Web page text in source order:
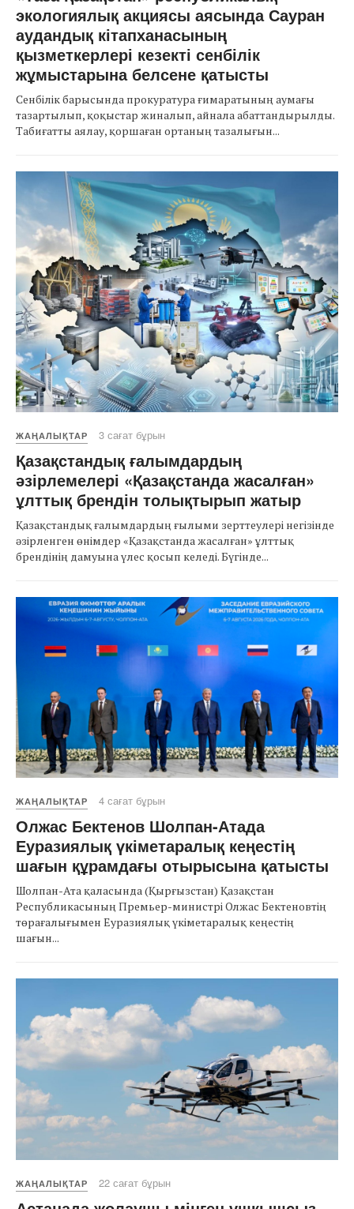
экологиялық акциясы аясында Сауран
аудандық кітапханасының
қызметкерлері кезекті сенбілік
жұмыстарына белсене қатысты
Сенбілік барысында прокуратура ғимаратының аумағы
тазартылып, қоқыстар жиналып, айнала абаттандырылды.
Табиғатты аялау, қоршаған ортаның тазалығын...
ЖАҢАЛЫҚТАР 3 сағат бұрын
Қазақстандық ғалымдардың
әзірлемелері «Қазақстанда жасалған»
ұлттық брендін толықтырып жатыр
Қазақстандық ғалымдардың ғылыми зерттеулері негізінде
әзірленген өнімдер «Қазақстанда жасалған» ұлттық
брендінің дамуына үлес қосып келеді. Бүгінде...
ЖАҢАЛЫҚТАР 4 сағат бұрын
Олжас Бектенов Шолпан-Атада
Еуразиялық үкіметаралық кеңестің
шағын құрамдағы отырысына қатысты
Шолпан-Ата қаласында (Қырғызстан) Қазақстан
Республикасының Премьер-министрі Олжас Бектеновтің
төрағалығымен Еуразиялық үкіметаралық кеңестің
шағын...
ЖАҢАЛЫҚТАР 22 сағат бұрын